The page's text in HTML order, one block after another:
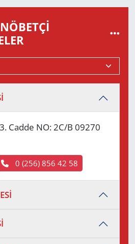
Cadde NO: 2C/B 09270
0 (256) 856 42 58